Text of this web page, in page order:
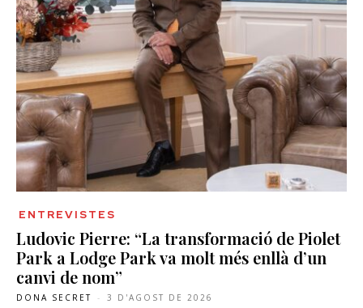
ENTREVISTES
Ludovic Pierre: “La transformació de Piolet
Park a Lodge Park va molt més enllà d’un
canvi de nom”
DONA SECRET - 3 D'AGOST DE 2026